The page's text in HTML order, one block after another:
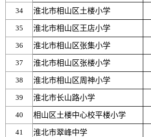
34 淮北市相山区土楼小学
35 淮北市相山区王店小学
36 淮北市相山区张集小学
37 淮北市相山区张楼小学
38 淮北市相山区周神小学
39 淮北市长山路小学
40 相山区土楼中心校平楼小学
41 淮北市翠峰中学